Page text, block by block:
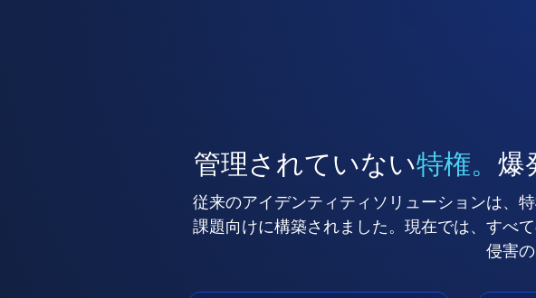
管理されていない特権。 爆
従来のアイデンティティソリューションは、
課題向けに構築されました。現在では、すべ
侵害